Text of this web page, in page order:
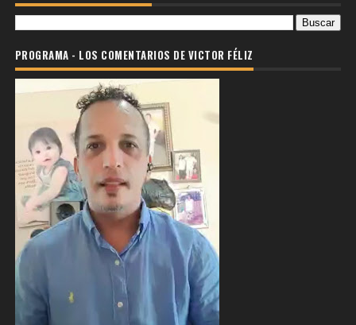
PROGRAMA - LOS COMENTARIOS DE VICTOR FÉLIZ